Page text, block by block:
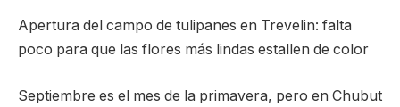
Apertura del campo de tulipanes en Trevelin: falta
poco para que las flores más lindas estallen de color
Septiembre es el mes de la primavera, pero en Chubut